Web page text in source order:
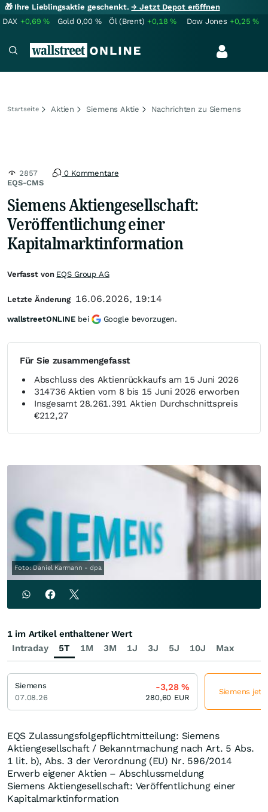
🎁 Ihre Lieblingsaktie geschenkt.→ Jetzt Depot eröffnen
DAX +0,69% Gold 0,00 % Öl (Brent) +0,18% Dow Jones +0,25%
Startseite Aktien Siemens Aktie Nachrichten zu Siemens
EQS-CMS
2857 0 Kommentare
Siemens Aktiengesellschaft:
Veröffentlichung einer
Kapitalmarktinformation
Für Sie zusammengefasst
Abschluss des Aktienrückkaufs am 15 Juni 2026
314736 Aktien vom 8 bis 15 Juni 2026 erworben
Insgesamt 28.261.391 Aktien Durchschnittspreis
€212,27
Foto: Daniel Karmann - dpa
EQS Zulassungsfolgepflichtmitteilung: Siemens
Aktiengesellschaft / Bekanntmachung nach Art. 5 Abs.
1 lit. b), Abs. 3 der Verordnung (EU) Nr. 596/2014
Erwerb eigener Aktien – Abschlussmeldung
Siemens Aktiengesellschaft: Veröffentlichung einer
Kapitalmarktinformation
Verfasst von EQS Group AG
Letzte Änderung 16.06.2026, 19:14
wallstreetONLINE bei Google bevorzugen.
Intraday 5T 1M 3M 1J 3J 5J 10J Max
1 im Artikel enthaltener Wert
Siemens
07.08.26
-3,28%
280,60 EUR
Siemens